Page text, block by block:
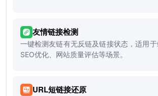
友情链接检测
一键检测友链有无反链及链接状态，适用于
SEO优化、网站质量评估等场景。
URL短链接还原